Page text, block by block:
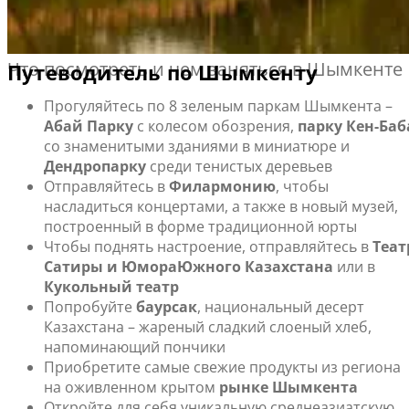
Путеводитель по Шымкенту
flydubai совершает сезонные рейсы между Дубаем и
Шымкентом. Даты перелетов будут опубликованы
Что посмотреть и чем заняться в Шымкенте
Прогуляйтесь по 8 зеленым паркам Шымкента –
Абай Парку с колесом обозрения, парку Кен-
со знаменитыми зданиями в миниатюре и
Дендропарку среди тенистых деревьев
Отправляйтесь вФилармонию, чтобы
насладиться концертами, а также в новый музей,
построенный в форме традиционной юрты
Чтобы поднять настроение, отправляйтесь в
Сатиры и ЮмораЮжного Казахстана или в
Кукольный театр
Попробуйте баурсак, национальный десерт
Казахстана – жареный сладкий слоеный хлеб,
напоминающий пончики
Приобретите самые свежие продукты из региона
на оживленном крытом рынке Шымкента